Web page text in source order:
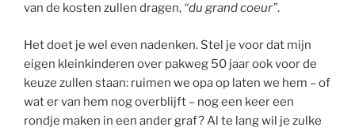
van de kosten zullen dragen, “du grand coeur”.
Het doet je wel even nadenken. Stel je voor dat mijn
eigen kleinkinderen over pakweg 50 jaar ook voor de
keuze zullen staan: ruimen we opa op laten we hem – of
wat er van hem nog overblijft – nog een keer een
rondje maken in een ander graf? Al te lang wil je zulke